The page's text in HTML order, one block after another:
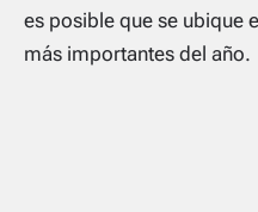
es posible que se ubique
más importantes del año.